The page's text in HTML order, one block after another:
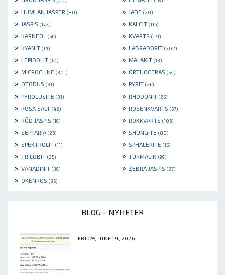
» HUMLAN JASPER (80) » JADE (20)
» JASPIS (172) » KALCIT (116)
» KARNEOL (56) » KVARTS (171)
» KYANIT (14) » LABRADORIT (202)
» LEPIDOLIT (10) » MALAKIT (13)
» MICROCLINE (301) » ORTHOCERAS (54)
» OTODUS (31) » PYRIT (26)
» PYROLUSITE (31) » RHODONIT (25)
» ROSA SALT (42) » ROSENKVARTS (57)
» RÖD JASPIS (19) » RÖKKVARTS (106)
» SEPTARIA (26) » SHUNGITE (80)
» SPEKTROLIT (11) » SPHALERITE (15)
» TRILOBIT (25) » TURMALIN (99)
» VANADINIT (39) » ZEBRA JASPIS (27)
» ÖKENROS (35)
BLOG - NYHETER
FRIDAY, JUNE 19, 2026